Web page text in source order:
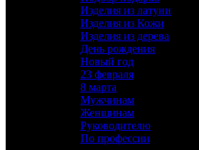
Изделия из латуни
Изделия из Кожи
Изделия из дерева
День рождения
Новый год
23 февраля
8 марта
Мужчинам
Женщинам
Руководителю
По профессии